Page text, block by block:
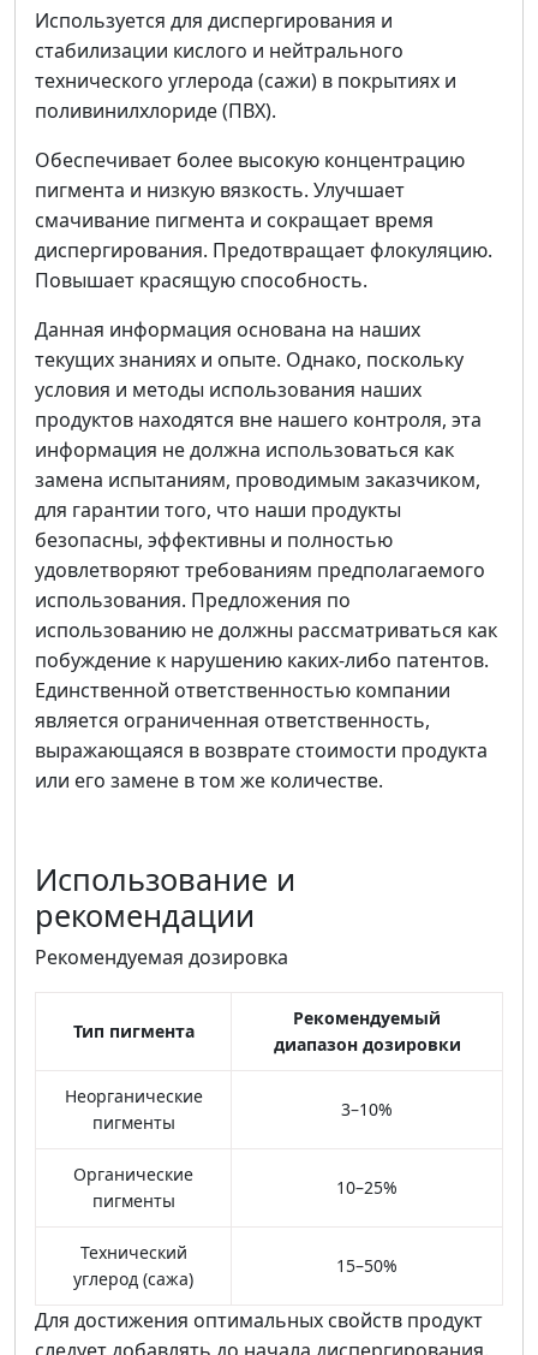
Используется для диспергирования и
стабилизации кислого и нейтрального
технического углерода (сажи) в покрытиях и
поливинилхлориде (ПВХ).
Обеспечивает более высокую концентрацию
пигмента и низкую вязкость. Улучшает
смачивание пигмента и сокращает время
диспергирования. Предотвращает флокуляцию.
Повышает красящую способность.
Данная информация основана на наших
текущих знаниях и опыте. Однако, поскольку
условия и методы использования наших
продуктов находятся вне нашего контроля, эта
информация не должна использоваться как
замена испытаниям, проводимым заказчиком,
для гарантии того, что наши продукты
безопасны, эффективны и полностью
удовлетворяют требованиям предполагаемого
использования. Предложения по
использованию не должны рассматриваться как
побуждение к нарушению каких-либо патентов.
Единственной ответственностью компании
является ограниченная ответственность,
выражающаяся в возврате стоимости продукта
или его замене в том же количестве.
Использование и
рекомендации
Рекомендуемая дозировка
Тип пигмента
Рекомендуемый
диапазон дозировки
Неорганические
пигменты
3–10%
Органические
пигменты
10–25%
Технический
углерод (сажа)
15–50%
Для достижения оптимальных свойств продукт